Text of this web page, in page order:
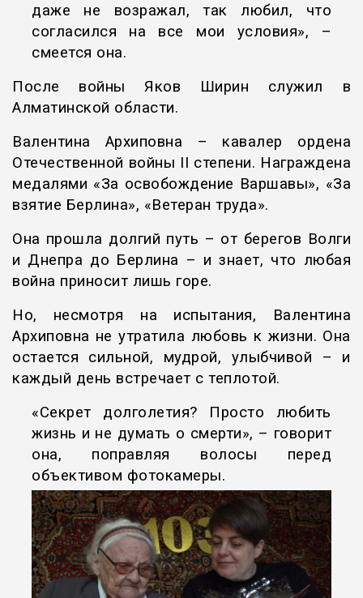
даже не возражал, так любил, что
согласился на все мои условия», –
смеется она.
После войны Яков Ширин служил в
Алматинской области.
Валентина Архиповна – кавалер ордена
Отечественной войны II степени. Награждена
медалями «За освобождение Варшавы», «За
взятие Берлина», «Ветеран труда».
Она прошла долгий путь – от берегов Волги
и Днепра до Берлина – и знает, что любая
война приносит лишь горе.
Но, несмотря на испытания, Валентина
Архиповна не утратила любовь к жизни. Она
остается сильной, мудрой, улыбчивой – и
каждый день встречает с теплотой.
«Секрет долголетия? Просто любить
жизнь и не думать о смерти», – говорит
она, поправляя волосы перед
объективом фотокамеры.